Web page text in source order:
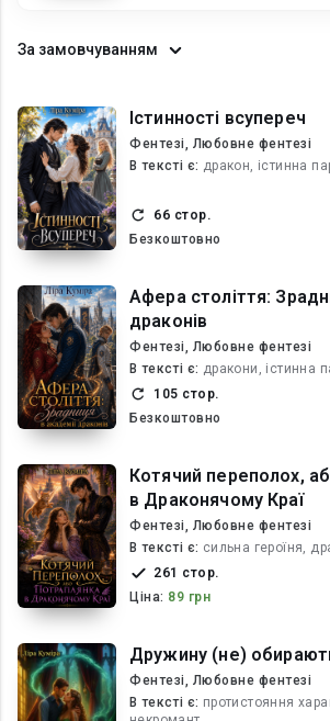
За замовчуванням
Істинності всупереч
Фентезі, Любовне фентезі
В текcті є: дракон, істинна
66 стор.
Безкоштовно
Афера століття:
драконів
Фентезі, Любовне фентезі
В текcті є: дракони, істинна
105 стор.
Безкоштовно
Котячий переполох,
в Драконячому Краї
Фентезі, Любовне фентезі
В текcті є: сильна героїня,
261 стор.
Ціна: 89 грн
Дружину (не)
Фентезі, Любовне фентезі
В текcті є: протистояння